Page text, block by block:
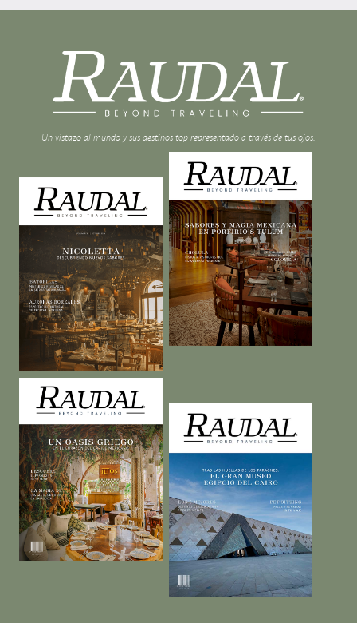
Un vistazo al mundo y sus destinos top representado a través de tus ojos.